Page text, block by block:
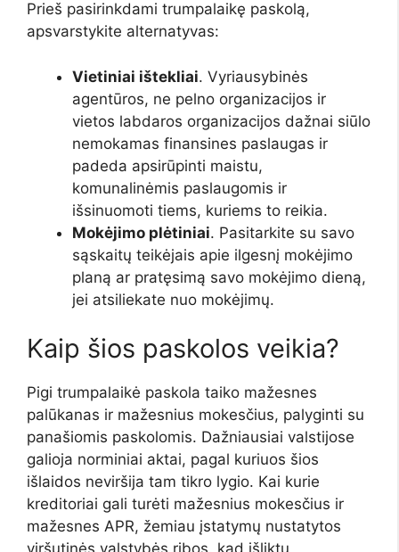
Prieš pasirinkdami trumpalaikę paskolą,
apsvarstykite alternatyvas:
Vietiniai ištekliai. Vyriausybinės
agentūros, ne pelno organizacijos ir
vietos labdaros organizacijos dažnai siūlo
nemokamas finansines paslaugas ir
padeda apsirūpinti maistu,
komunalinėmis paslaugomis ir
išsinuomoti tiems, kuriems to reikia.
Mokėjimo plėtiniai. Pasitarkite su savo
sąskaitų teikėjais apie ilgesnį mokėjimo
planą ar pratęsimą savo mokėjimo dieną,
jei atsiliekate nuo mokėjimų.
Kaip šios paskolos veikia?
Pigi trumpalaikė paskola taiko mažesnes
palūkanas ir mažesnius mokesčius, palyginti su
panašiomis paskolomis. Dažniausiai valstijose
galioja norminiai aktai, pagal kuriuos šios
išlaidos neviršija tam tikro lygio. Kai kurie
kreditoriai gali turėti mažesnius mokesčius ir
mažesnes APR, žemiau įstatymų nustatytos